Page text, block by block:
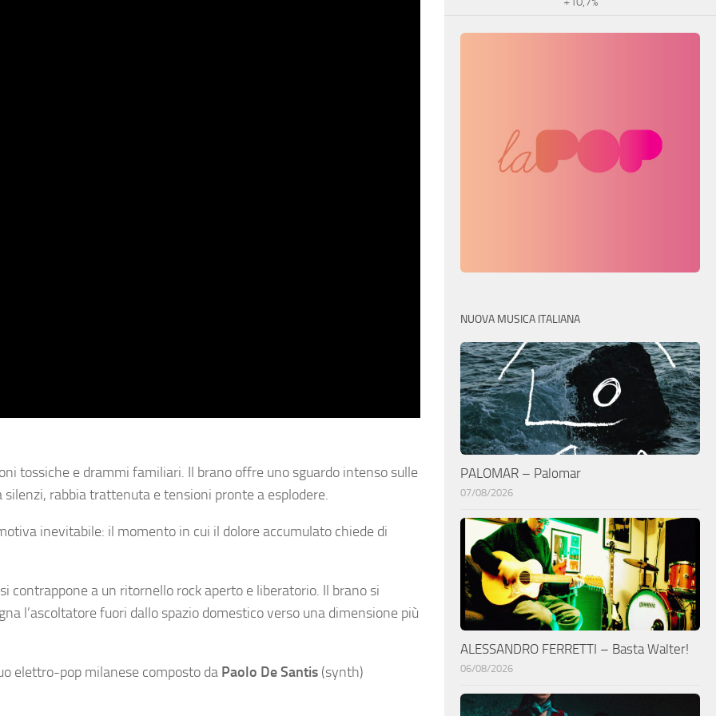
tossiche e drammi familiari. Il brano offre uno sguardo intenso sulle
rabbia trattenuta e tensioni pronte a esplodere.
inevitabile: il momento in cui il dolore accumulato chiede di
contrappone a un ritornello rock aperto e liberatorio. Il brano si
l’ascoltatore fuori dallo spazio domestico verso una dimensione più
elettro-pop milanese composto da Paolo De Santis (synth)
NUOVA MUSICA ITALIANA
PALOMAR – Palomar
07/08/2026
ALESSANDRO FERRETTI – Basta Walter!
06/08/2026